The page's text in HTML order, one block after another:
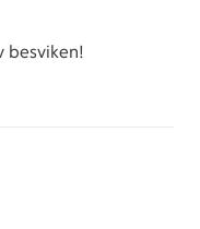
besviken!